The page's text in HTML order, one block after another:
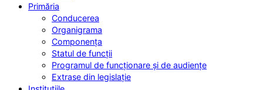
Primăria
Conducerea
Organigrama
Componența
Statul de funcții
Programul de funcționare și de audiențe
Extrase din legislație